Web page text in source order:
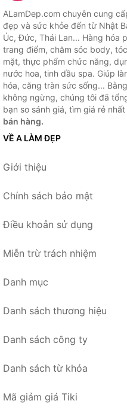
ALamDep.com chuyên cung
đẹp và sức khỏe đến từ Nhật
Úc, Đức, Thái Lan... Hàng hóa
trang điểm, chăm sóc body,
mặt, thực phẩm chức năng,
nước hoa, tinh dầu spa. Giúp
hóa, căng tràn sức sống...
không ngừng, chúng tôi đã
bạn so sánh giá, tìm giá rẻ
bán hàng.
VỀ A LÀM ĐẸP
Giới thiệu
Chính sách bảo mật
Điều khoản sử dụng
Miễn trừ trách nhiệm
Danh mục
Danh sách thương hiệu
Danh sách công ty
Danh sách từ khóa
Mã giảm giá Tiki